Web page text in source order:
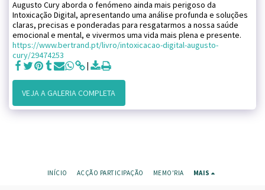
Augusto Cury aborda o fenómeno ainda mais perigoso da
Intoxicação Digital, apresentando uma análise profunda e soluções
claras, precisas e ponderadas para resgatarmos a nossa saúde
emocional e mental, e vivermos uma vida mais plena e presente.
https://www.bertrand.pt/livro/intoxicacao-digital-augusto-
cury/29474253
VEJA A GALERIA COMPLETA
INÍCIO ACÇÃO PARTICIPAÇÃO MEMO'RIA MAIS